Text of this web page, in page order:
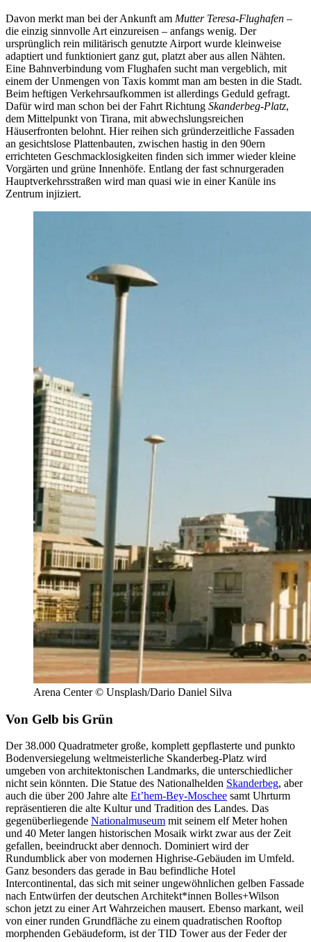
Davon merkt man bei der Ankunft am Mutter Teresa-Flughafen –
die einzig sinnvolle Art einzureisen – anfangs wenig. Der
ursprünglich rein militärisch genutzte Airport wurde kleinweise
adaptiert und funktioniert ganz gut, platzt aber aus allen Nähten.
Eine Bahnverbindung vom Flughafen sucht man vergeblich, mit
einem der Unmengen von Taxis kommt man am besten in die Stadt.
Beim heftigen Verkehrsaufkommen ist allerdings Geduld gefragt.
Dafür wird man schon bei der Fahrt Richtung Skanderbeg-Platz,
dem Mittelpunkt von Tirana, mit abwechslungsreichen
Häuserfronten belohnt. Hier reihen sich gründerzeitliche Fassaden
an gesichtslose Plattenbauten, zwischen hastig in den 90ern
errichteten Geschmacklosigkeiten finden sich immer wieder kleine
Vorgärten und grüne Innenhöfe. Entlang der fast schnurgeraden
Hauptverkehrsstraßen wird man quasi wie in einer Kanüle ins
Zentrum injiziert.
Arena Center © Unsplash/Dario Daniel Silva
Von Gelb bis Grün
Der 38.000 Quadratmeter große, komplett gepflasterte und punkto
Bodenversiegelung weltmeisterliche Skanderbeg-Platz wird
umgeben von architektonischen Landmarks, die unterschiedlicher
nicht sein könnten. Die Statue des Nationalhelden Skanderbeg, aber
auch die über 200 Jahre alte Et’hem-Bey-Moschee samt Uhrturm
repräsentieren die alte Kultur und Tradition des Landes. Das
gegenüberliegende Nationalmuseum mit seinem elf Meter hohen
und 40 Meter langen historischen Mosaik wirkt zwar aus der Zeit
gefallen, beeindruckt aber dennoch. Dominiert wird der
Rundumblick aber von modernen Highrise-Gebäuden im Umfeld.
Ganz besonders das gerade in Bau befindliche Hotel
Intercontinental, das sich mit seiner ungewöhnlichen gelben Fassade
nach Entwürfen der deutschen Architekt*innen Bolles+Wilson
schon jetzt zu einer Art Wahrzeichen mausert. Ebenso markant, weil
von einer runden Grundfläche zu einem quadratischen Rooftop
morphenden Gebäudeform, ist der TID Tower aus der Feder der